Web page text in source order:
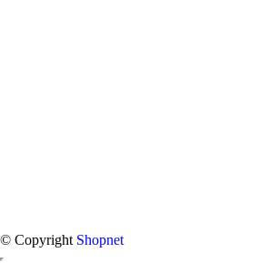
© Copyright Shopnet